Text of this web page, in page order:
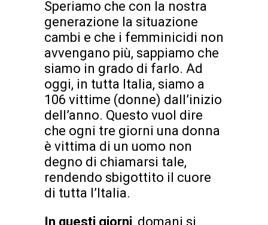
Speriamo che con la nostra
generazione la situazione
cambi e che i femminicidi non
avvengano più, sappiamo che
siamo in grado di farlo. Ad
oggi, in tutta Italia, siamo a
106 vittime (donne) dall’inizio
dell’anno. Questo vuol dire
che ogni tre giorni una donna
è vittima di un uomo non
degno di chiamarsi tale,
rendendo sbigottito il cuore
di tutta l’Italia.
In questi giorni, domani si